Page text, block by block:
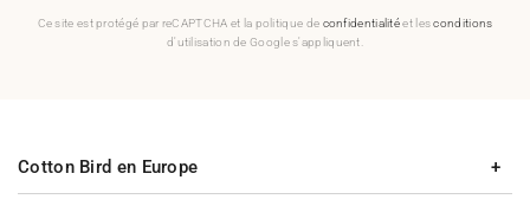
Ce site est protégé par reCAPTCHA et la politique de confidentialitéet lesconditions
d'utilisation de Google s'appliquent.
Cotton Bird en Europe